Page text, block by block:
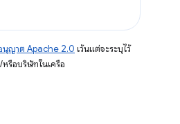
นุญาต Apache 2.0 เว้นแต่จะระบุไว้
รือบริษัทในเครือ